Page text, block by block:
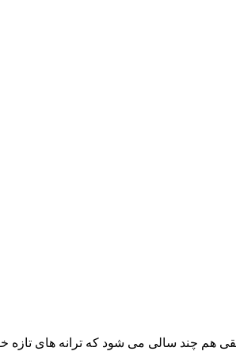
هم چند سالی می شود که ترانه های تازه